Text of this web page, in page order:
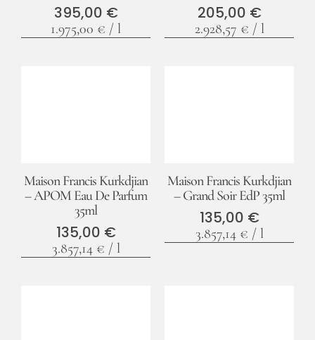
395,00 €
1.975,00 € / l
205,00 €
2.928,57 € / l
Maison Francis Kurkdjian
– APOM Eau De Parfum
35ml
135,00 €
3.857,14 € / l
Maison Francis Kurkdjian
– Grand Soir EdP 35ml
135,00 €
3.857,14 € / l